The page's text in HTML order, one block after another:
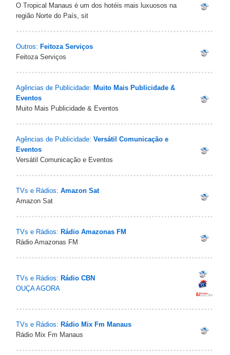
O Tropical Manaus é um dos hotéis mais luxuosos na
região Norte do País, sit
Outros: Feitoza Serviços
Feitoza Serviços
Agências de Publicidade: Muito Mais Publicidade &
Eventos
Muito Mais Publicidade & Eventos
Agências de Publicidade: Versátil Comunicação e
Eventos
Versátil Comunicação e Eventos
TVs e Rádios: Amazon Sat
Amazon Sat
TVs e Rádios: Rádio Amazonas FM
Rádio Amazonas FM
TVs e Rádios: Rádio CBN
OUÇA AGORA
TVs e Rádios: Rádio Mix Fm Manaus
Rádio Mix Fm Manaus